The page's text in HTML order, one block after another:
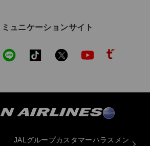
ュニケーションサイト
JALグループカスタマーハラスメン